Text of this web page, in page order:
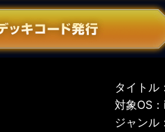
タイトル
対象OS
ジャンル